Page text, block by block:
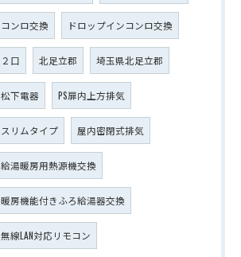
コンロ交換 ドロップインコンロ交換
２口 北足立郡 埼玉県北足立郡
松下電器 PS扉内上方排気
スリムタイプ 屋内密閉式排気
給湯暖房用熱源機交換
暖房機能付きふろ給湯器交換
無線LAN対応リモコン